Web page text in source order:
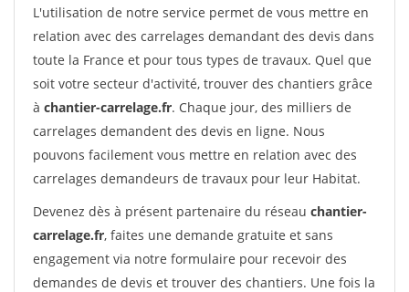
L'utilisation de notre service permet de vous mettre en
relation avec des carrelages demandant des devis dans
toute la France et pour tous types de travaux. Quel que
soit votre secteur d'activité, trouver des chantiers grâce
à chantier-carrelage.fr. Chaque jour, des milliers de
carrelages demandent des devis en ligne. Nous
pouvons facilement vous mettre en relation avec des
carrelages demandeurs de travaux pour leur Habitat.
Devenez dès à présent partenaire du réseau chantier-
carrelage.fr, faites une demande gratuite et sans
engagement via notre formulaire pour recevoir des
demandes de devis et trouver des chantiers. Une fois la